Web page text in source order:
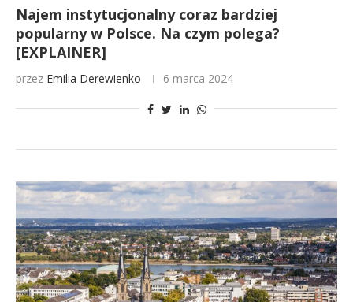
Najem instytucjonalny coraz bardziej
popularny w Polsce. Na czym polega?
[EXPLAINER]
przez Emilia Derewienko 6 marca 2024